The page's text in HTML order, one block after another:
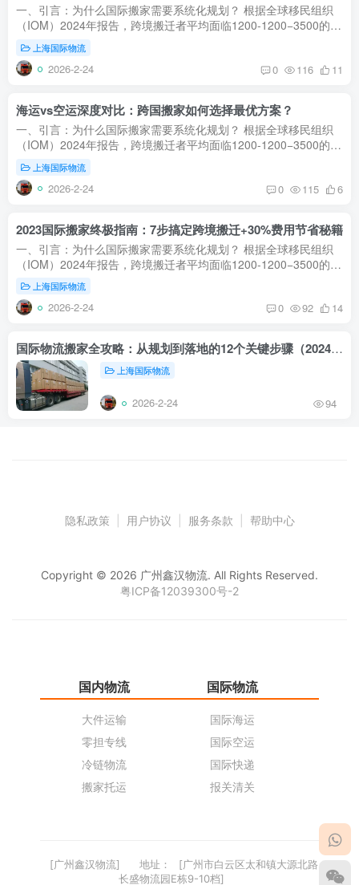
一、引言：为什么国际搬家需要系统化规划？‌ 根据全球移民组织
（IOM）2024年报告，跨境搬迁者平均面临‌1200-1200−3500‌的额
外费用和‌3-6周‌的延误，主要源于海关政策误解、运输方式选择...
上海国际物流
2026-2-24 0 116 11
海运vs空运深度对比：跨国搬家如何选择最优方案？
一、引言：为什么国际搬家需要系统化规划？‌ 根据全球移民组织
（IOM）2024年报告，跨境搬迁者平均面临‌1200-1200−3500‌的额
外费用和‌3-6周‌的延误，主要源于海关政策误解、运输方式选择...
上海国际物流
2026-2-24 0 115 6
2023国际搬家终极指南：7步搞定跨境搬迁+30%费用节省秘籍
一、引言：为什么国际搬家需要系统化规划？‌ 根据全球移民组织
（IOM）2024年报告，跨境搬迁者平均面临‌1200-1200−3500‌的额
外费用和‌3-6周‌的延误，主要源于海关政策误解、运输方式选择...
上海国际物流
2026-2-24 0 92 14
国际物流搬家全攻略：从规划到落地的12个关键步骤（2024权威指南）‌
上海国际物流
2026-2-24 94
隐私政策 用户协议 服务条款 帮助中心
Copyright © 2026 广州鑫汉物流. All Rights Reserved.
粤ICP备12039300号-2
国内物流
大件运输
零担专线
冷链物流
搬家托运
国际物流
国际海运
国际空运
国际快递
报关清关
[广州鑫汉物流] 地址：
[广州市白云区太和镇大源北路
长盛物流园E栋9-10档]